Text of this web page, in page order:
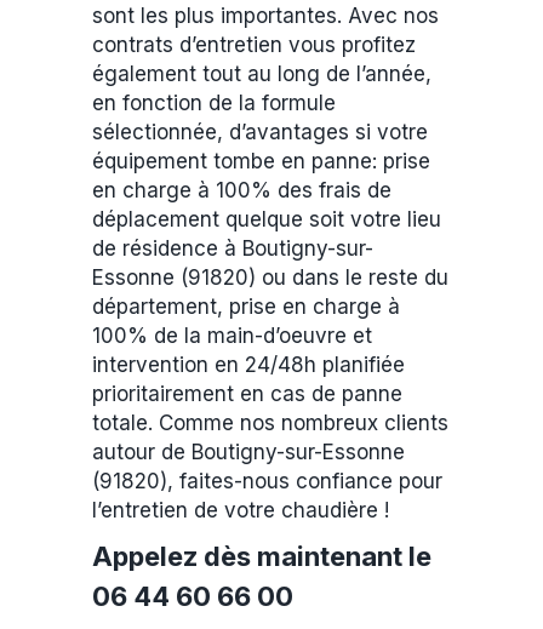
sont les plus importantes. Avec nos
contrats d’entretien vous profitez
également tout au long de l’année,
en fonction de la formule
sélectionnée, d’avantages si votre
équipement tombe en panne: prise
en charge à 100% des frais de
déplacement quelque soit votre lieu
de résidence à Boutigny-sur-
Essonne (91820) ou dans le reste du
département, prise en charge à
100% de la main-d’oeuvre et
intervention en 24/48h planifiée
prioritairement en cas de panne
totale. Comme nos nombreux clients
autour de Boutigny-sur-Essonne
(91820), faites-nous confiance pour
l’entretien de votre chaudière !
Appelez dès maintenant le
06 44 60 66 00